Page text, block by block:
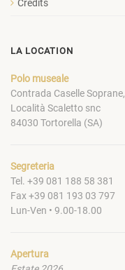
Credits
LA LOCATION
Polo museale
Contrada Caselle Soprane,
Località Scaletto snc
84030 Tortorella (SA)
Segreteria
Tel. +39 081 188 58 381
Fax +39 081 193 03 797
Lun-Ven • 9.00-18.00
Apertura